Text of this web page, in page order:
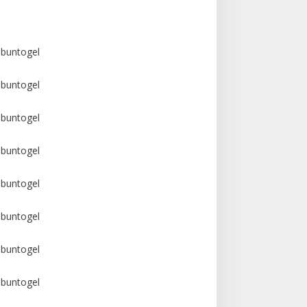
buntogel
buntogel
buntogel
buntogel
buntogel
buntogel
buntogel
buntogel